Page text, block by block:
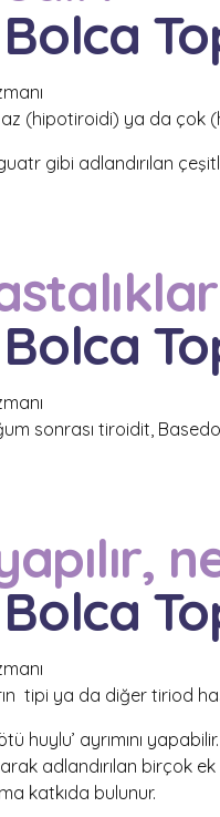
(hipotiroidi) ya da çok
gibi adlandırılan
tiroidit,
tipi ya da diğer tiriod
huylu’ ayrımını
adlandırılan birçok
katkıda bulunur.